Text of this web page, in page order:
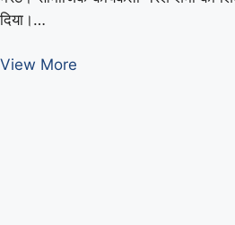
दिया।…
View More